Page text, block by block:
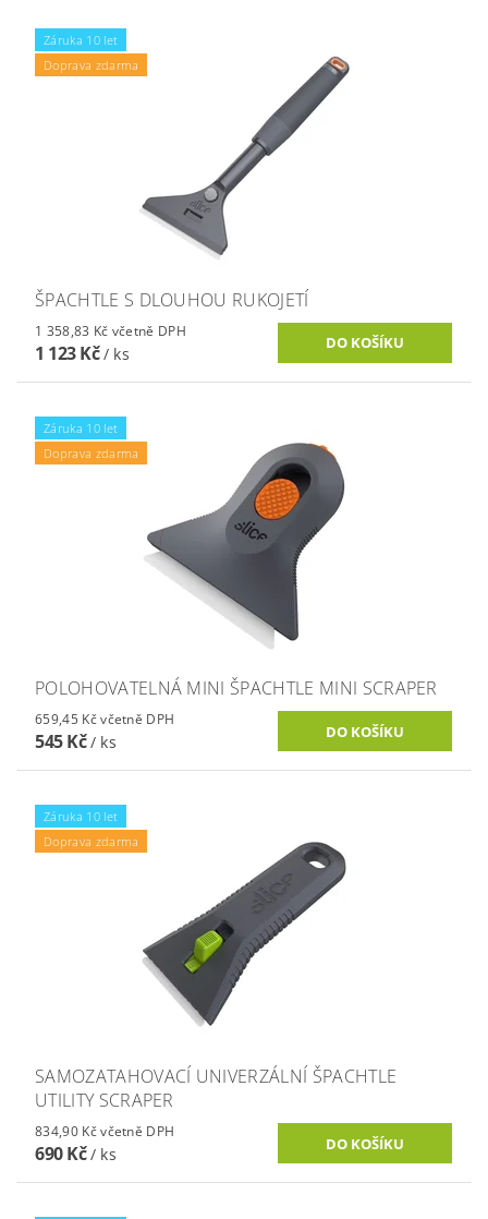
Záruka 10 let
Doprava zdarma
ŠPACHTLE S DLOUHOU RUKOJETÍ
1 358,83 Kč včetně DPH
1 123 Kč/ ks
Záruka 10 let
Doprava zdarma
POLOHOVATELNÁ MINI ŠPACHTLE MINI SCRAPER
659,45 Kč včetně DPH
545 Kč/ ks
Záruka 10 let
Doprava zdarma
SAMOZATAHOVACÍ UNIVERZÁLNÍ ŠPACHTLE
UTILITY SCRAPER
834,90 Kč včetně DPH
690 Kč/ ks